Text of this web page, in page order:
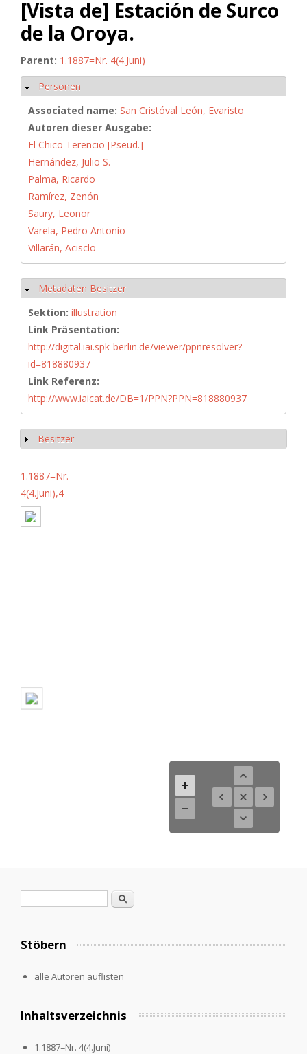
[Vista de] Estación de Surco
de la Oroya.
Parent: 1.1887=Nr. 4(4.Juni)
Hide
Personen
Associated name: San Cristóval León, Evaristo
Autoren dieser Ausgabe:
El Chico Terencio [Pseud.]
Hernández, Julio S.
Palma, Ricardo
Ramírez, Zenón
Saury, Leonor
Varela, Pedro Antonio
Villarán, Acisclo
Hide
Metadaten Besitzer
Sektion: illustration
Link Präsentation:
http://digital.iai.spk-berlin.de/viewer/ppnresolver?
id=818880937
Link Referenz:
http://www.iaicat.de/DB=1/PPN?PPN=818880937
Show
Besitzer
1.1887=Nr.
4(4.Juni),4
Search
Stöbern
alle Autoren auflisten
Inhaltsverzeichnis
1.1887=Nr. 4(4.Juni)